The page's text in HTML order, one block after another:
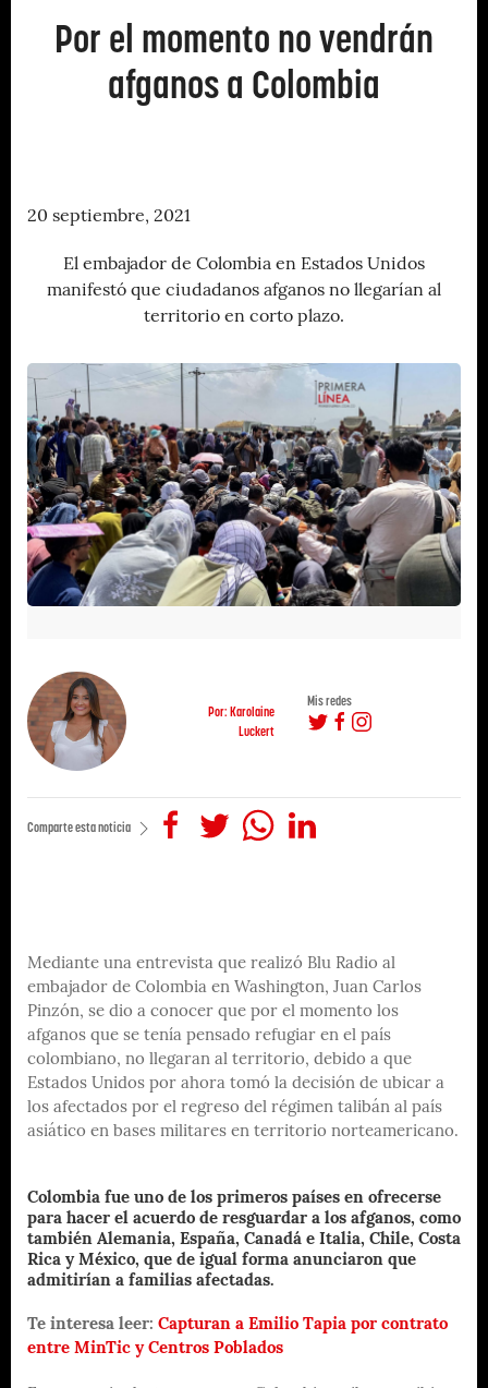
Por el momento no vendrán
afganos a Colombia
20 septiembre, 2021
El embajador de Colombia en Estados Unidos
manifestó que ciudadanos afganos no llegarían al
territorio en corto plazo.
Por: Karolaine
Luckert
Mis redes
Comparte esta noticia
Mediante una entrevista que realizó Blu Radio al
embajador de Colombia en Washington, Juan Carlos
Pinzón, se dio a conocer que por el momento los
afganos que se tenía pensado refugiar en el país
colombiano, no llegaran al territorio, debido a que
Estados Unidos por ahora tomó la decisión de ubicar a
los afectados por el regreso del régimen talibán al país
asiático en bases militares en territorio norteamericano.
Colombia fue uno de los primeros países en ofrecerse
para hacer el acuerdo de resguardar a los afganos, como
también Alemania, España, Canadá e Italia, Chile, Costa
Rica y México, que de igual forma anunciaron que
admitirían a familias afectadas.
Te interesa leer: Capturan a Emilio Tapia por contrato
entre MinTic y Centros Poblados